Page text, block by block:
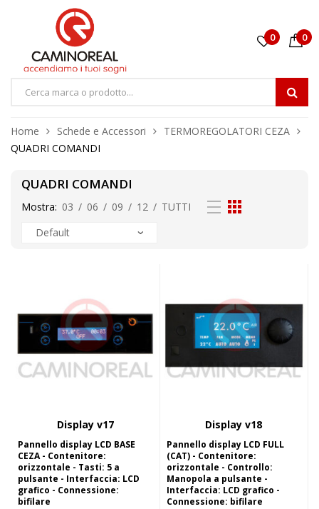
0 0
Home Schede e Accessori
TERMOREGOLATORI CEZA
QUADRI COMANDI
QUADRI COMANDI
Mostra: 03 / 06 / 09 / 12 / TUTTI
Display v17
Pannello display LCD BASE
CEZA - Contenitore:
orizzontale - Tasti: 5 a
pulsante - Interfaccia: LCD
grafico - Connessione:
bifilare
Display v18
Pannello display LCD FULL
(CAT) - Contenitore:
orizzontale - Controllo:
Manopola a pulsante -
Interfaccia: LCD grafico -
Connessione: bifilare